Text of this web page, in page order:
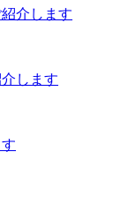
介します
します